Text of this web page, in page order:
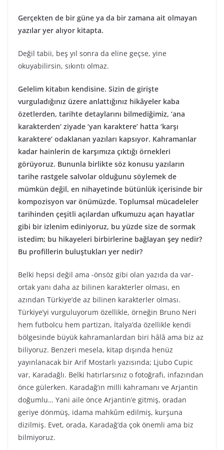
Gerçekten de bir güne ya da bir zamana ait olmayan
yazılar yer alıyor kitapta.
Değil tabii, beş yıl sonra da eline geçse, yine
okuyabilirsin, sıkıntı olmaz.
Gelelim kitabın kendisine. Sizin de girişte
vurguladığınız üzere anlattığınız hikâyeler kaba
özetlerden, tarihte detaylarını bilmediğimiz, ‘ana
karakterden’ ziyade ‘yan karaktere’ hatta ‘karşı
karaktere’ odaklanan yazıları kapsıyor. Kahramanlar
kadar hainlerin de karşımıza çıktığı örnekleri
görüyoruz. Bununla birlikte söz konusu yazıların
tarihe rastgele salvolar olduğunu söylemek de
mümkün değil, en nihayetinde bütünlük içerisinde bir
kompozisyon var önümüzde. Toplumsal mücadeleler
tarihinden çeşitli açılardan ufkumuzu açan hayatlar
gibi bir izlenim ediniyoruz, bu yüzde size de sormak
istedim; bu hikayeleri birbirlerine bağlayan şey nedir?
Bu profillerin buluştukları yer nedir?
Belki hepsi değil ama -önsöz gibi olan yazıda da var-
ortak yanı daha az bilinen karakterler olması, en
azından Türkiye’de az bilinen karakterler olması.
Türkiye’yi vurguluyorum özellikle, örneğin Bruno Neri
hem futbolcu hem partizan, İtalya’da özellikle kendi
bölgesinde büyük kahramanlardan biri hâlâ ama biz az
biliyoruz. Benzeri mesela, kitap dışında henüz
yayınlanacak bir Arif Mostarlı yazısında; Ljubo Cupic
var, Karadağlı. Belki hatırlarsınız o fotoğrafı, infazından
önce gülerken. Karadağ’ın milli kahramanı ve Arjantin
doğumlu… Yani aile önce Arjantin’e gitmiş, oradan
geriye dönmüş, idama mahkûm edilmiş, kurşuna
dizilmiş. Evet, orada, Karadağ’da çok önemli ama biz
bilmiyoruz.